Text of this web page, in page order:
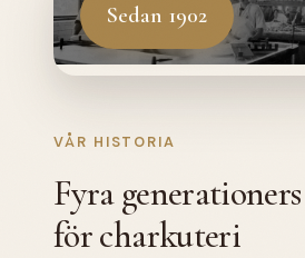
Sedan 1902
VÅR HISTORIA
Fyra
för charkuteri